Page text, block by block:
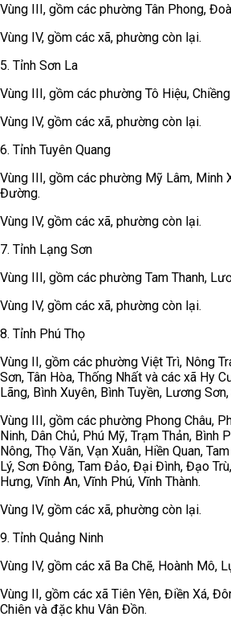
Vùng III, gồm các phường Tân Phong,
Vùng IV, gồm các xã, phường còn lại.
5. Tỉnh Sơn La
Vùng III, gồm các phường Tô Hiệu,
Vùng IV, gồm các xã, phường còn lại.
6. Tỉnh Tuyên Quang
Vùng III, gồm các phường Mỹ Lâm, Minh
Đường.
Vùng IV, gồm các xã, phường còn lại.
7. Tỉnh Lạng Sơn
Vùng III, gồm các phường Tam Thanh,
Vùng IV, gồm các xã, phường còn lại.
8. Tỉnh Phú Thọ
Vùng II, gồm các phường Việt Trì, Nông
Sơn, Tân Hòa, Thống Nhất và các xã Hy
Lãng, Bình Xuyên, Bình Tuyền, Lương
Vùng III, gồm các phường Phong Châu,
Ninh, Dân Chủ, Phú Mỹ, Trạm Thản, Bình
Nông, Thọ Văn, Vạn Xuân, Hiền Quan,
Lý, Sơn Đông, Tam Đảo, Đại Đình, Đạo
Hưng, Vĩnh An, Vĩnh Phú, Vĩnh Thành.
Vùng IV, gồm các xã, phường còn lại.
9. Tỉnh Quảng Ninh
Vùng IV, gồm các xã Ba Chẽ, Hoành Mô,
Vùng II, gồm các xã Tiên Yên, Điền Xá,
Chiên và đặc khu Vân Đồn.